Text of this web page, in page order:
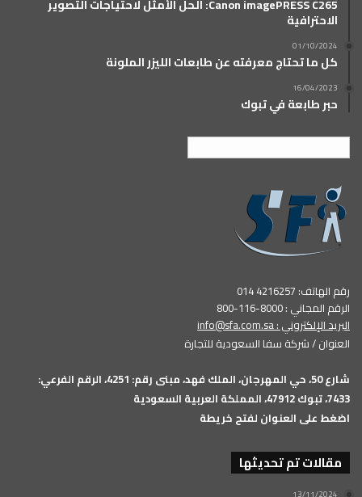
Canon imagePRESS C265: الحل الأمثل لاحتياجات التصوير
الاحترافية
01/10/2024
كل ما تحتاج معرفته عن طابعات الليزر الملونة
16/04/2023
حبر طابعة في تبوك
رقم الهاتف: 4216257 014
الرقم المجاني : 8000-116-800
البريد الإلكتروني :info@sfa.com.sa
العنوان / شركة سفا السعودية للتجارة
شارع 50، حي المهرجان، الملك فهد، مبنى رقم: 4251، الرقم الفرعي:
7433، تبوك 47912، المملكة العربية السعودية
اضغط على العنوان لفتح خريطة
مقالات تم تحديثها
13/11/2024